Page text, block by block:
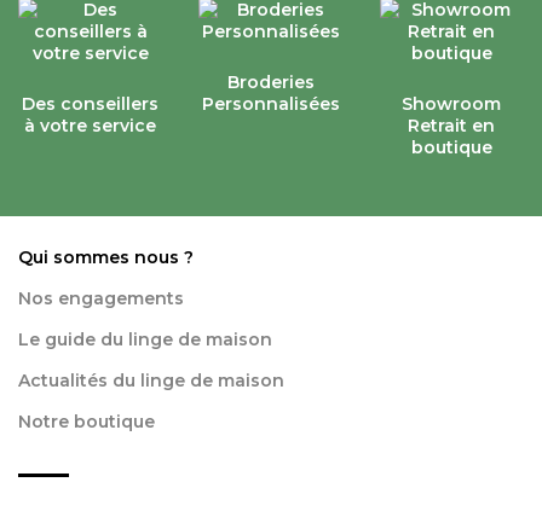
Des conseillers
à votre service
Broderies
Personnalisées
Showroom
Retrait en
boutique
Qui sommes nous ?
Nos engagements
Le guide du linge de maison
Actualités du linge de maison
Notre boutique